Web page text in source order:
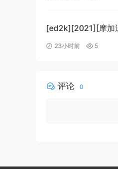
[ed2k][2021][摩加
字幕][MKV/
23小时前 5
评论 0